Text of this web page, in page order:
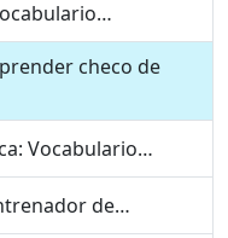
checo de
Vocabulario…
de…